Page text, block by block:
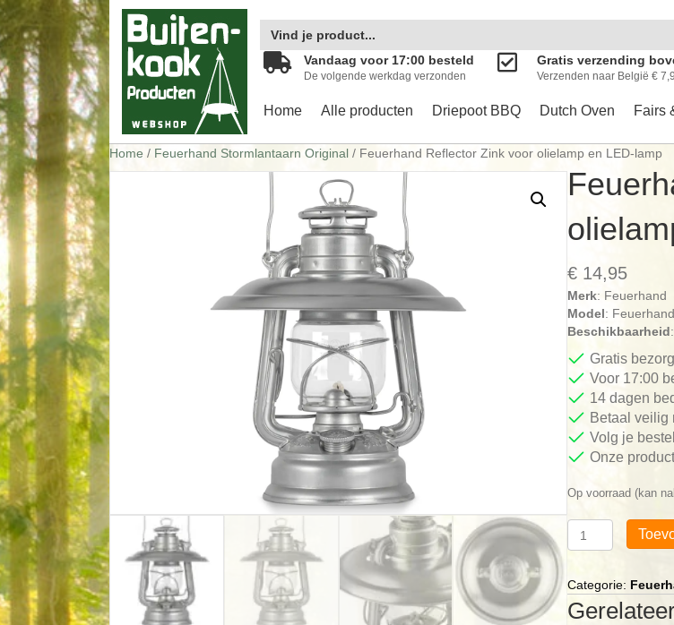
Zoek
naar:
Vandaag voor 17:00 besteld
De volgende werkdag verzonden
Gratis verzending
Verzenden naar België €
Home Alle producten Driepoot BBQ Dutch Oven Fairs
Home / Feuerhand Stormlantaarn Original / Feuerhand Reflector Zink voor olielamp en LED-lamp
€ 14,95
Merk: Feuerhand
Model:
Beschikbaarheid
Gratis
Voor 17:00
14 dagen
Betaal veilig
Volg je
Onze
Op voorraad (kan
Reflector
voor
olielamp
en
Categorie: